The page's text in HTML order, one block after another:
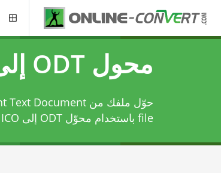
محول ODT إلى ICO
file باستخدام
محوّل ODT إلى ICO